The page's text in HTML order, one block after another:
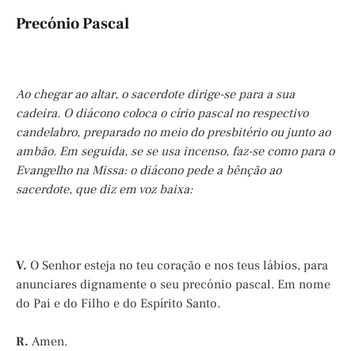
Precónio Pascal
Ao chegar ao altar, o sacerdote dirige-se para a sua
cadeira. O diácono coloca o círio pascal no respectivo
candelabro, preparado no meio do presbitério ou junto ao
ambão. Em seguida, se se usa incenso, faz-se como para o
Evangelho na Missa: o diácono pede a bênção ao
sacerdote, que diz em voz baixa:
V. O Senhor esteja no teu coração e nos teus lábios, para
anunciares dignamente o seu precónio pascal. Em nome
do Pai e do Filho e do Espírito Santo.
R. Amen.